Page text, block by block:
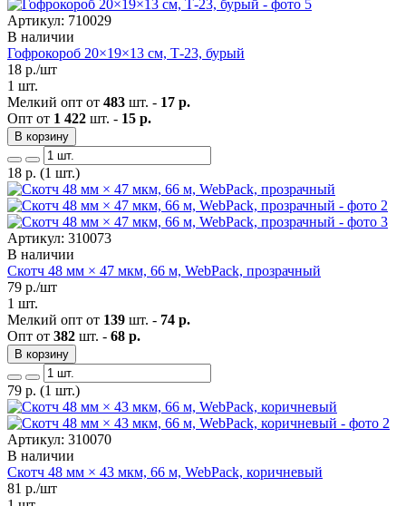
Артикул: 710029
В наличии
Гофрокороб 20×19×13 см, Т-23, бурый
18 р./шт
1 шт.
Мелкий опт от 483 шт. - 17 р.
Опт от 1 422 шт. - 15 р.
В корзину
18 р. (1 шт.)
Артикул: 310073
В наличии
Скотч 48 мм × 47 мкм, 66 м, WebPack, прозрачный
79 р./шт
1 шт.
Мелкий опт от 139 шт. - 74 р.
Опт от 382 шт. - 68 р.
В корзину
79 р. (1 шт.)
Артикул: 310070
В наличии
Скотч 48 мм × 43 мкм, 66 м, WebPack, коричневый
81 р./шт